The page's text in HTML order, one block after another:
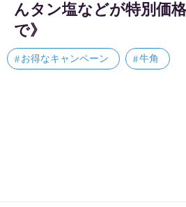
んタン塩などが特別価
で》
お得なキャンペーン 牛角